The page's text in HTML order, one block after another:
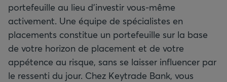
portefeuille au lieu d’investir vous-même
activement. Une équipe de spécialistes en
placements constitue un portefeuille sur la base
de votre horizon de placement et de votre
appétence au risque, sans se laisser influencer par
le ressenti du jour. Chez Keytrade Bank, vous